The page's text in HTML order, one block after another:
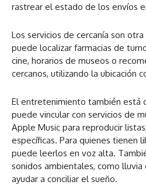
rastrear el estado de los envíos
Los servicios de cercanía son
puede localizar farmacias de
cine, horarios de museos o
cercanos, utilizando la ubicación
El entretenimiento también está
puede vincular con servicios de
Apple Music para reproducir
específicas. Para quienes tienen
puede leerlos en voz alta.
sonidos ambientales, como lluvia
ayudar a conciliar el sueño.